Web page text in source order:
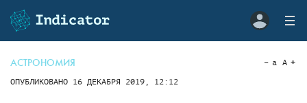
АСТРОНОМИЯ
ОПУБЛИКОВАНО 16 ДЕКАБРЯ 2019, 12:12
a A